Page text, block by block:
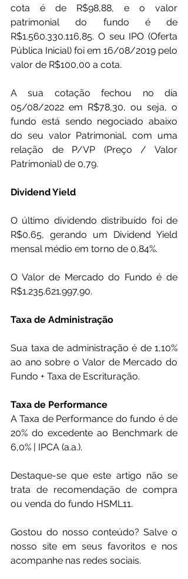
cota é de R$98,88, e o valor
patrimonial do fundo é de
R$1.560.330.116,85. O seu IPO (Oferta
Pública Inicial) foi em 16/08/2019 pelo
valor de R$100,00 a cota.
A sua cotação fechou no dia
05/08/2022 em R$78,30, ou seja, o
fundo está sendo negociado abaixo
do seu valor Patrimonial, com uma
relação de P/VP (Preço / Valor
Patrimonial) de 0,79.
Dividend Yield
O último dividendo distribuído foi de
R$0,65, gerando um Dividend Yield
mensal médio em torno de 0,84%.
O Valor de Mercado do Fundo é de
R$1.235.621.997,90.
Taxa de Administração
Sua taxa de administração é de 1,10%
ao ano sobre o Valor de Mercado do
Fundo + Taxa de Escrituração.
Taxa de Performance
A Taxa de Performance do fundo é de
20% do excedente ao Benchmark de
6,0% | IPCA (a.a.).
Destaque-se que este artigo não se
trata de recomendação de compra
ou venda do fundo HSML11.
Gostou do nosso conteúdo? Salve o
nosso site em seus favoritos e nos
acompanhe nas redes sociais.